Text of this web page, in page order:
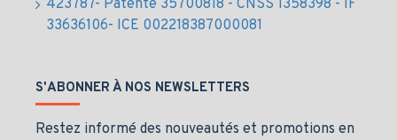
423787- Patente 35700818 - CNSS 1358398 - IF
33636106- ICE 002218387000081
S'ABONNER À NOS NEWSLETTERS
Restez informé des nouveautés et promotions en